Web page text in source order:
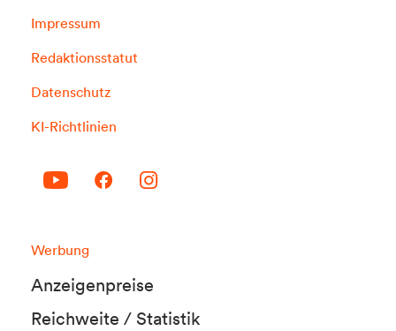
Impressum
Redaktionsstatut
Datenschutz
KI-Richtlinien
Werbung
Anzeigenpreise
Reichweite / Statistik